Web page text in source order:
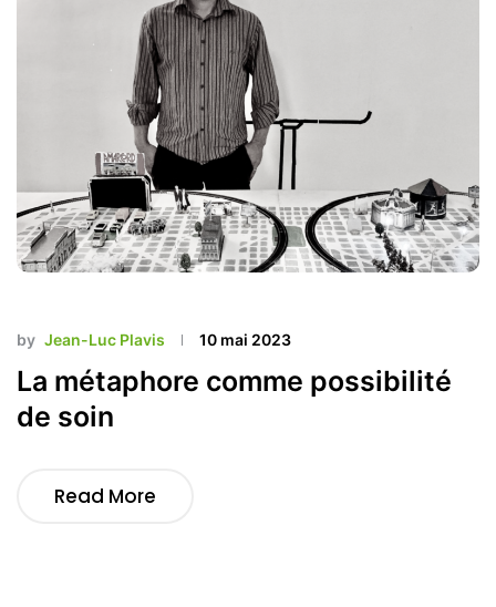
by Jean-Luc Plavis 10 mai 2023
La métaphore comme possibilité
de soin
Read More